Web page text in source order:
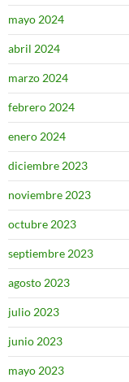
mayo 2024
abril 2024
marzo 2024
febrero 2024
enero 2024
diciembre 2023
noviembre 2023
octubre 2023
septiembre 2023
agosto 2023
julio 2023
junio 2023
mayo 2023